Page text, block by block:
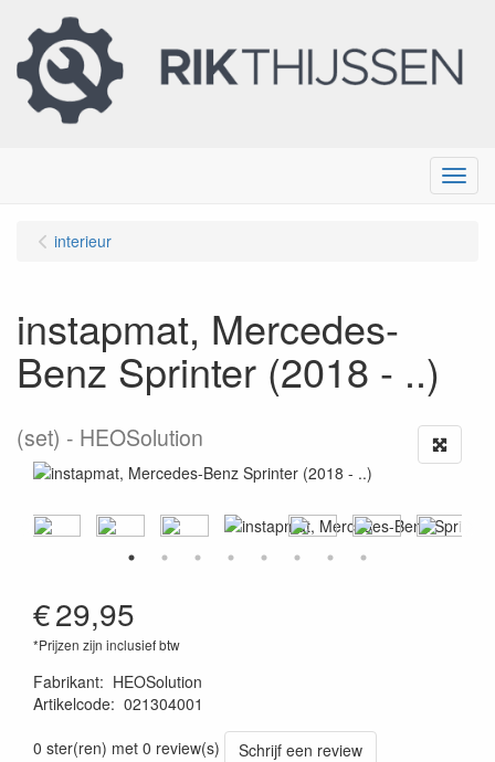
Menu
interieur
instapmat, Mercedes-
Benz Sprinter (2018 - ..)
(set) HEOSolution
€29,95
*Prijzen zijn inclusief btw
Fabrikant: HEOSolution
Artikelcode: 021304001
0 ster(ren) met 0 review(s)
Schrijf een review